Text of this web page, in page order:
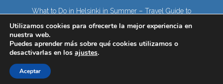
What to Do in Helsinki in Summer – Travel Guide to
Lapland – the northernmost region of Finland
Contact
Subscribe to our Newsletter
Privacy Policy
Utilizamos cookies para ofrecerte la mejor experiencia en
nuestra web.
Puedes aprender más sobre qué cookies utilizamos o
desactivarlas en los ajustes.
Aceptar